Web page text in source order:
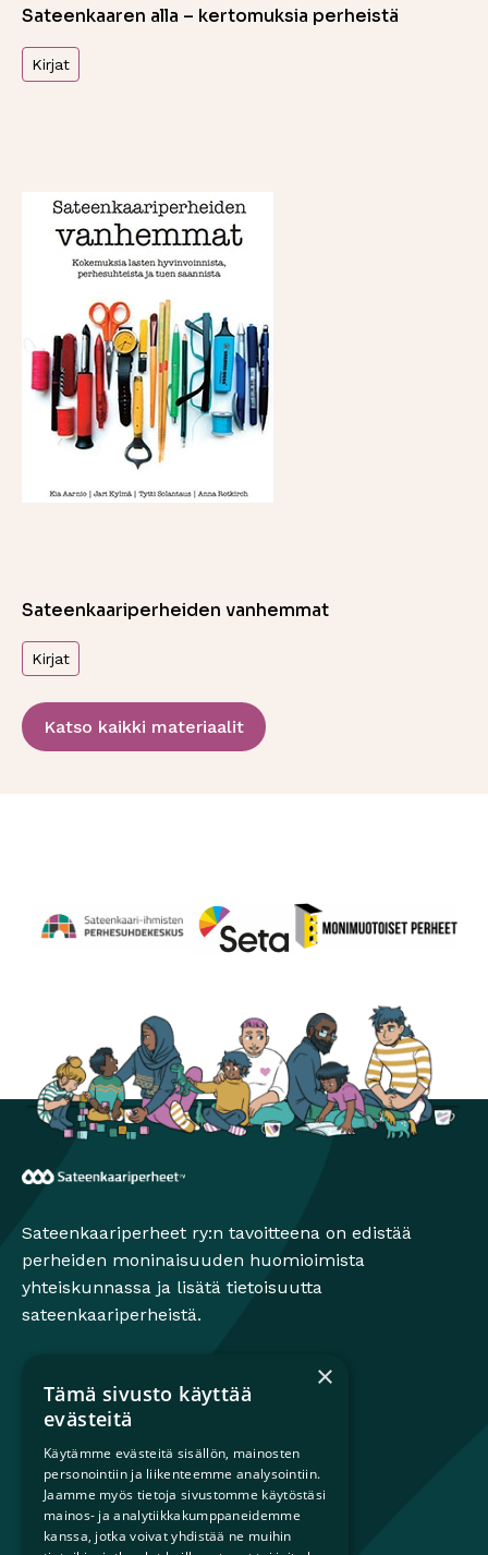
Sateenkaaren alla – kertomuksia perheistä
Kirjat
Sateenkaariperheiden vanhemmat
Kirjat
Katso kaikki materiaalit
Sateenkaariperheet ry:n tavoitteena on edistää
perheiden moninaisuuden huomioimista
yhteiskunnassa ja lisätä tietoisuutta
sateenkaariperheistä.
Mikä on sateenkaariperhe?
Lapsiperheille
Ammattilaisille
Päättäjille
×
Tämä sivusto käyttää
evästeitä
Käytämme evästeitä sisällön, mainosten
personointiin ja liikenteemme analysointiin.
Jaamme myös tietoja sivustomme käytöstäsi
mainos- ja analytiikkakumppaneidemme
kanssa, jotka voivat yhdistää ne muihin